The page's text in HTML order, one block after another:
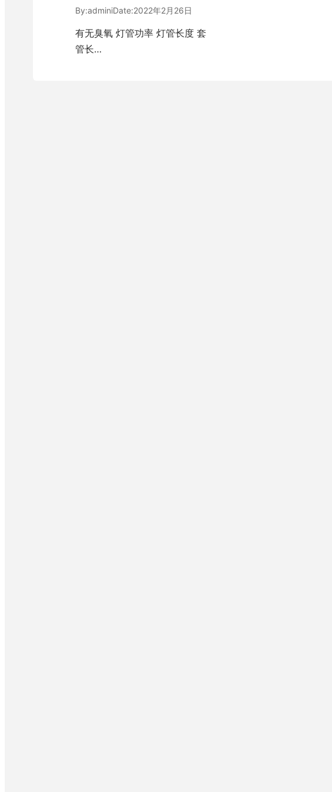
By:adminiDate:2022年2月26日
有无臭氧 灯管功率 灯管长度 套
管长…